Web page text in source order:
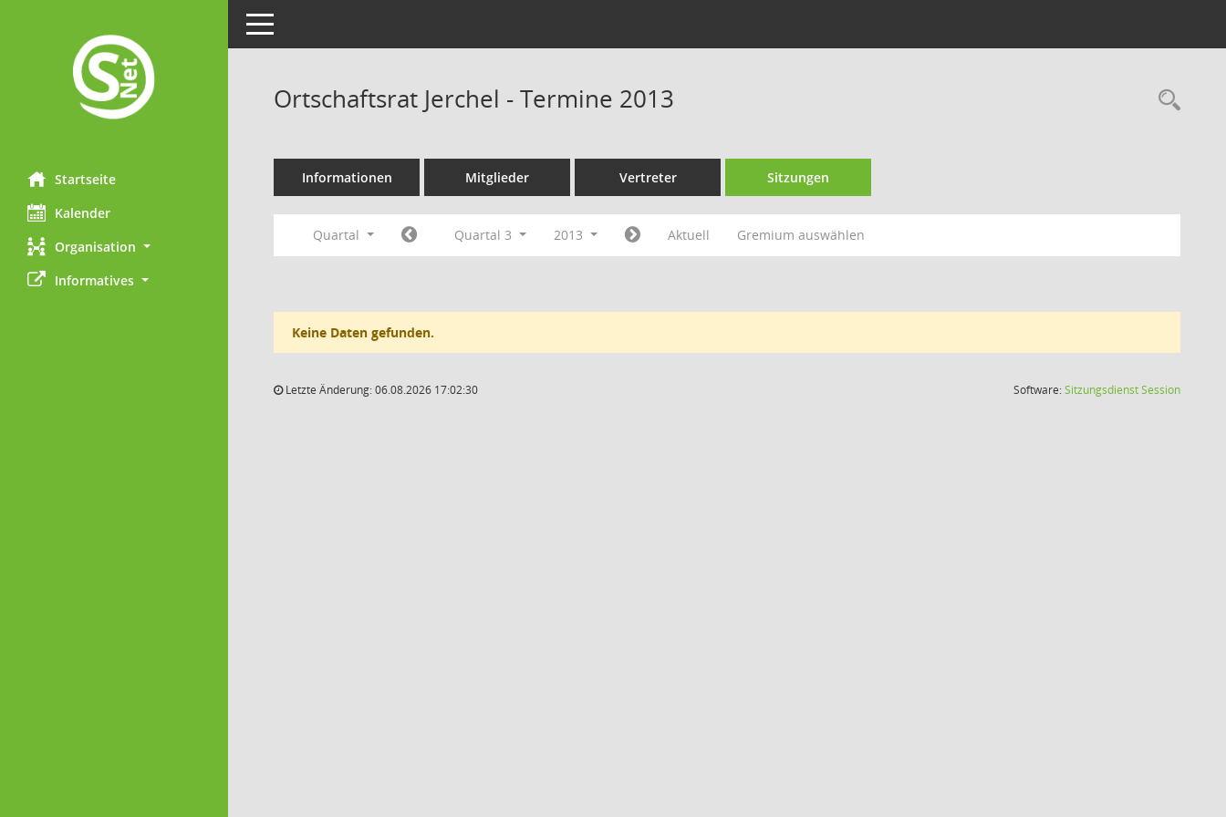
Startseite
Kalender
Organisation
Informatives
Toggle navigation
Ortschaftsrat Jerchel - Termine 2013
Informationen Mitglieder Vertreter Sitzungen
Quartal Quartal 3 2013 Aktuell Gremium auswählen
Keine Daten gefunden.
Letzte Änderung: 06.08.2026 17:02:30 Software:SitzungsdienstSession(Wird in